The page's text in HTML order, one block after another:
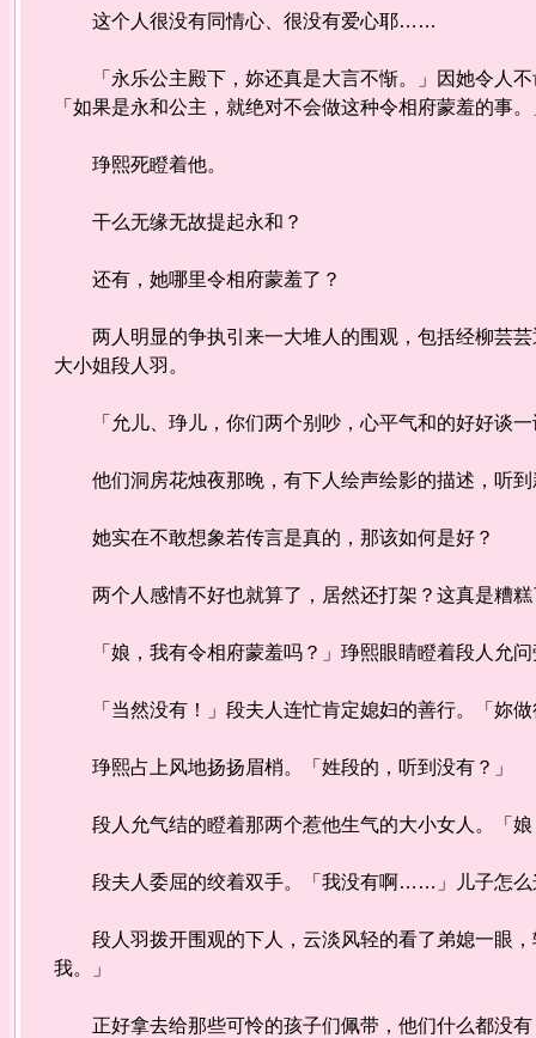
这个人很没有同情心、很没有爱心耶……
「永乐公主殿下，妳还真是大言不惭。」因她令人不
「如果是永和公主，就绝对不会做这种令相府蒙羞的事
琤熙死瞪着他。
干么无缘无故提起永和？
还有，她哪里令相府蒙羞了？
两人明显的争执引来一大堆人的围观，包括经柳芸芸
大小姐段人羽。
「允儿、琤儿，你们两个别吵，心平气和的好好谈一
他们洞房花烛夜那晚，有下人绘声绘影的描述，听到
她实在不敢想象若传言是真的，那该如何是好？
两个人感情不好也就算了，居然还打架？这真是糟
「娘，我有令相府蒙羞吗？」琤熙眼睛瞪着段人允问
「当然没有！」段夫人连忙肯定媳妇的善行。「妳做
琤熙占上风地扬扬眉梢。「姓段的，听到没有？」
段人允气结的瞪着那两个惹他生气的大小女人。「娘
段夫人委屈的绞着双手。「我没有啊……」儿子怎么
段人羽拨开围观的下人，云淡风轻的看了弟媳一眼，
我。」
正好拿去给那些可怜的孩子们佩带，他们什么都没有